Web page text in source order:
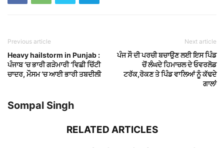
Previous article
Heavy hailstorm in Punjab :
ਪੰਜਾਬ ‘ਚ ਭਾਰੀ ਗੜੇਮਾਰੀ ‘ਵਿਛੀ ਚਿੱਟੀ
ਚਾਦਰ, ਮੌਸਮ ‘ਚ ਆਈ ਭਾਰੀ ਤਬਦੀਲੀ
Next article
ਪੰਜ ਸੌ ਦੀ ਪਰਚੀ ਬਚਾਉਣ ਲਈ ਇਸ ਪਿੰਡ
ਚੋਂ ਲੰਘਦੇ ਹਿਮਾਚਲ ਦੇ ਓਵਰਲੋਡ
ਟਰੱਕ,ਰੋਕਣ ਤੇ ਪਿੰਡ ਵਾਲਿਆਂ ਨੂੰ ਕੱਢਦੇ
ਗਾਲਾਂ
Sompal Singh
RELATED ARTICLES